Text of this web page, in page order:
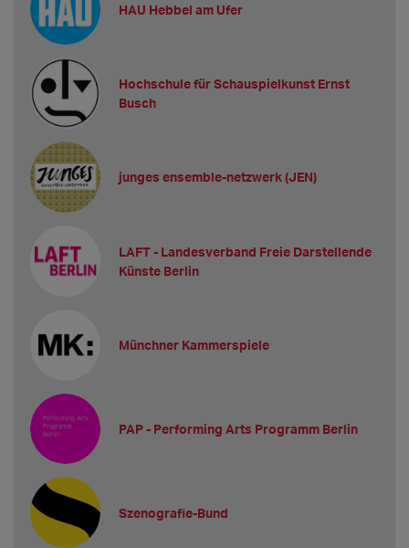
HAU Hebbel am Ufer
Hochschule für Schauspielkunst Ernst
Busch
junges ensemble-netzwerk (JEN)
LAFT - Landesverband Freie Darstellende
Künste Berlin
Münchner Kammerspiele
PAP - Performing Arts Programm Berlin
Szenografie-Bund